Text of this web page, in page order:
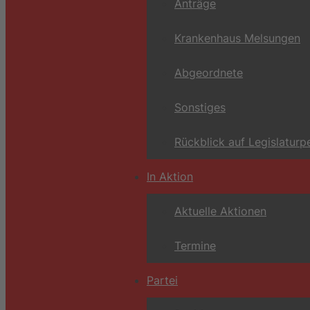
Anträge
Krankenhaus Melsungen
Abgeordnete
Sonstiges
Rückblick auf
In Aktion
Aktuelle Aktionen
Termine
Partei